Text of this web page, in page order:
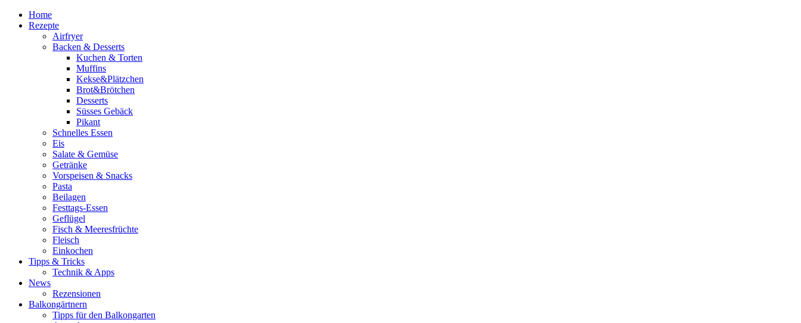
Home
Rezepte
Airfryer
Backen & Desserts
Kuchen & Torten
Muffins
Kekse&Plätzchen
Brot&Brötchen
Desserts
Süsses Gebäck
Pikant
Schnelles Essen
Eis
Salate & Gemüse
Getränke
Vorspeisen & Snacks
Pasta
Beilagen
Festtags-Essen
Geflügel
Fisch & Meeresfrüchte
Fleisch
Einkochen
Tipps & Tricks
Technik & Apps
News
Rezensionen
Balkongärtnern
Tipps für den Balkongarten